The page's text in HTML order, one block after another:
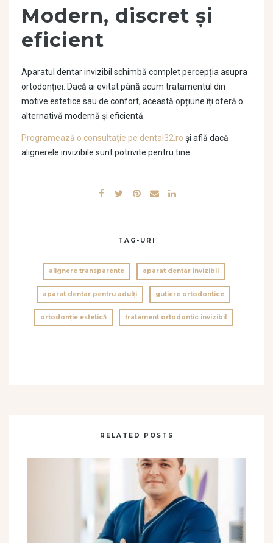
Modern, discret și
eficient
Aparatul dentar invizibil schimbă complet percepția asupra
ortodonției. Dacă ai evitat până acum tratamentul din
motive estetice sau de confort, această opțiune îți oferă o
alternativă modernă și eficientă.
Programează o consultație pe dental32.ro și află dacă
alignerele invizibile sunt potrivite pentru tine.
TAG-URI
alignere transparente aparat dentar invizibil
aparat dentar pentru adulți gutiere ortodontice
ortodonție estetică tratament ortodontic invizibil
RELATED POSTS